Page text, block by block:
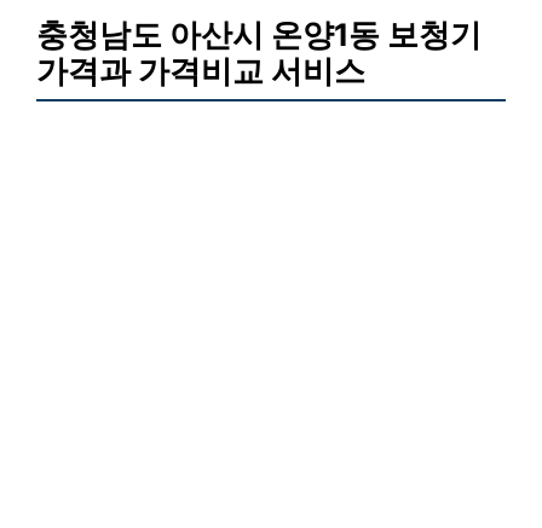
충청남도 아산시 온양1동 보청기
가격과 가격비교 서비스